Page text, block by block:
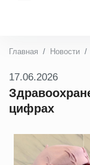
Главная Новости
17.06.2026
цифрах